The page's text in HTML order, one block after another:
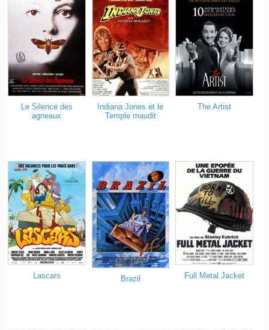
Le Silence des
agneaux
Indiana Jones et le
Temple maudit
The Artist
Lascars Brazil Full Metal Jacket